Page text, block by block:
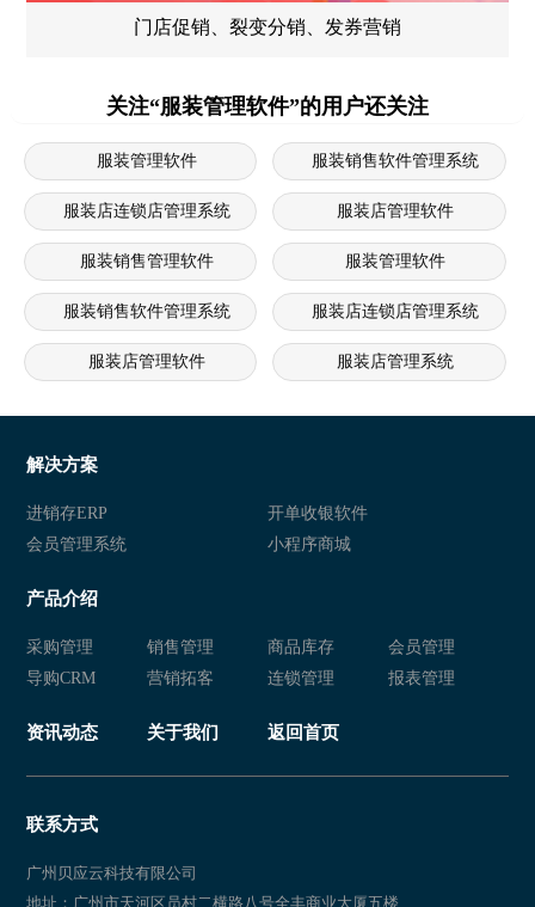
门店促销、裂变分销、发券营销
关注“服装管理软件”的用户还关注
服装管理软件 服装销售软件管理系统
服装店连锁店管理系统 服装店管理软件
服装销售管理软件 服装管理软件
服装销售软件管理系统 服装店连锁店管理系统
服装店管理软件 服装店管理系统
服装管理软件
服装店管理软件 服装销售管理软件
服装店会员管理系统
服装店管理系统
解决方案
进销存ERP
开单收银软件
会员管理系统
小程序商城
产品介绍
采购管理 销售管理 商品库存
会员管理
导购CRM
营销拓客 连锁管理 报表管理
资讯动态 关于我们 返回首页
联系方式
广州贝应云科技有限公司
地址：广州市天河区员村二横路八号全丰商业大厦五楼